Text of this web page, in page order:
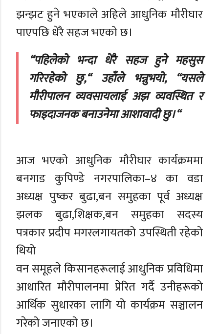
झन्झट हुने भएकाले अहिले आधुनिक मौरीघार
पाएपछि धेरै सहज भएको छ।
“पहिलेको भन्दा धेरै सहज हुने महसुस
गरिरहेको छु,“ उहाँले भन्नुभयो, “यसले
मौरीपालन व्यवसायलाई अझ व्यवस्थित र
फाइदाजनक बनाउनेमा आशावादी छु।“
आज भएको आधुनिक मौरीघार कार्यक्रममा
बनगाड कुपिण्डे नगरपालिका–४ का वडा
अध्यक्ष पुष्कर बुढा,बन समुहका पूर्व अध्यक्ष
झलक बुढा,शिक्षक,बन समुहका सदस्य
पत्रकार प्रदीप मगरलगायतको उपस्थिती रहेको
थियो
वन समूहले किसानहरूलाई आधुनिक प्रविधिमा
आधारित मौरीपालनमा प्रेरित गर्दै उनीहरूको
आर्थिक सुधारका लागि यो कार्यक्रम सञ्चालन
गरेको जनाएको छ।